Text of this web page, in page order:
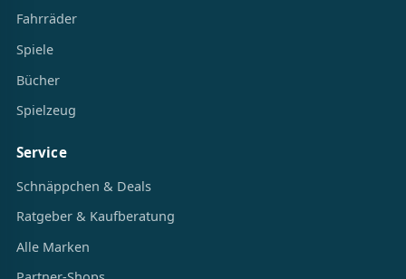
Fahrräder
Spiele
Bücher
Spielzeug
Service
Schnäppchen & Deals
Ratgeber & Kaufberatung
Alle Marken